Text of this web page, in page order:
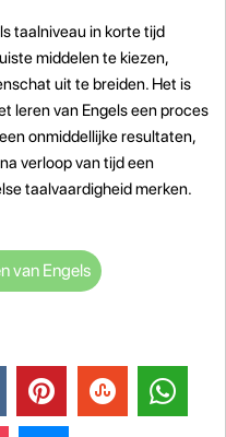
taalniveau in korte tijd
middelen te kiezen,
uit te breiden. Het is
leren van Engels een proces
onmiddellijke resultaten,
verloop van tijd een
taalvaardigheid merken.
van Engels